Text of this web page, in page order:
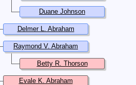
Duane Johnson
Delmer L. Abraham
Raymond V. Abraham
Betty R. Thorson
Evale K. Abraham